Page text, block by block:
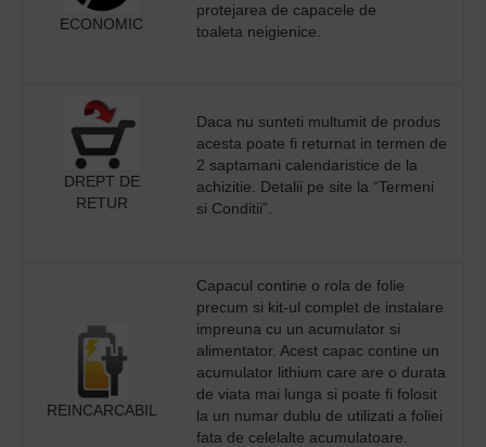
ECONOMIC
protejarea de capacele de
toaleta neigienice.
DREPT DE
RETUR
Daca nu sunteti multumit de produs
acesta poate fi returnat in termen de
2 saptamani calendaristice de la
achizitie. Detalii pe site la “Termeni
si Conditii”.
REINCARCABIL
Capacul contine o rola de folie
precum si kit-ul complet de instalare
impreuna cu un acumulator si
alimentator. Acest capac contine un
acumulator lithium care are o durata
de viata mai lunga si poate fi folosit
la un numar dublu de utilizati a foliei
fata de celelalte acumulatoare.